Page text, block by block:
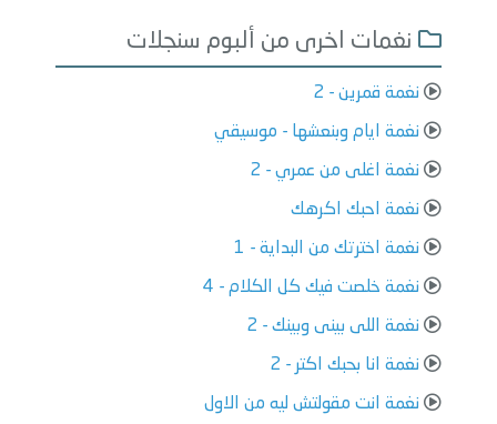
نغمات اخرى من ألبوم سنجلات
نغمة قمرين - 2
نغمة ايام وبنعشها - موسيقي
نغمة اغلى من عمري - 2
نغمة احبك اكرهك
نغمة اخترتك من البداية - 1
نغمة خلصت فيك كل الكلام - 4
نغمة اللى بينى وبينك - 2
نغمة انا بحبك اكتر - 2
نغمة انت مقولتش ليه من الاول